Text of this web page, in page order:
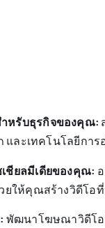
หรับธุรกิจของคุณ:
และเทคโนโลยีกา
ชียลมีเดียของคุณ:
วยให้คุณสร้างวิดีโ
พัฒนาโฆษณาวิดีโอ